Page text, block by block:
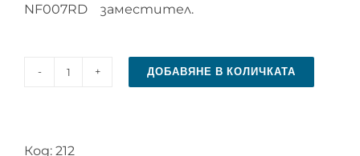
NF007RD заместител.
количество
управление
ДОБАВЯНЕ В КОЛИЧКАТА
Код: 212